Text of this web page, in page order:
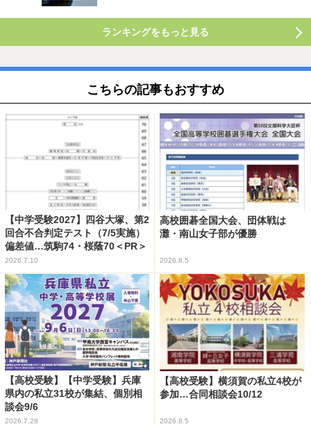
ランキングをもっと見る
こちらの記事もおすすめ
【中学受験2027】四谷大塚、第2
回合不合判定テスト（7/5実施）
偏差値…筑駒74・桜蔭70＜PR＞
2026.7.10
高校囲碁全国大会、団体戦は
灘・南山女子部が優勝
2026.8.5
【高校受験】【中学受験】兵庫
県内の私立31校が集結、個別相
談会9/6
2026.7.28
【高校受験】横須賀の私立4校が
参加…合同相談会10/12
2026.8.5